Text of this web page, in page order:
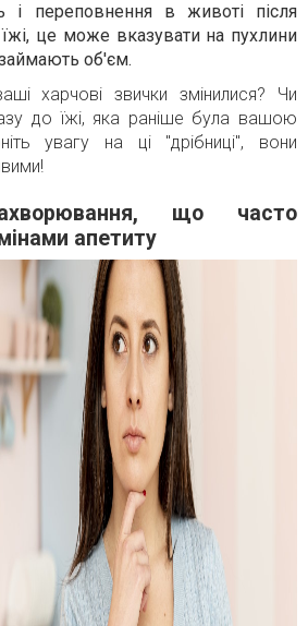
і переповнення в животі після
їжі, це може вказувати на пухлини
об'єм.
харчові звички змінилися? Чи
до їжі, яка раніше була вашою
увагу на ці "дрібниці", вони
що часто
апетиту